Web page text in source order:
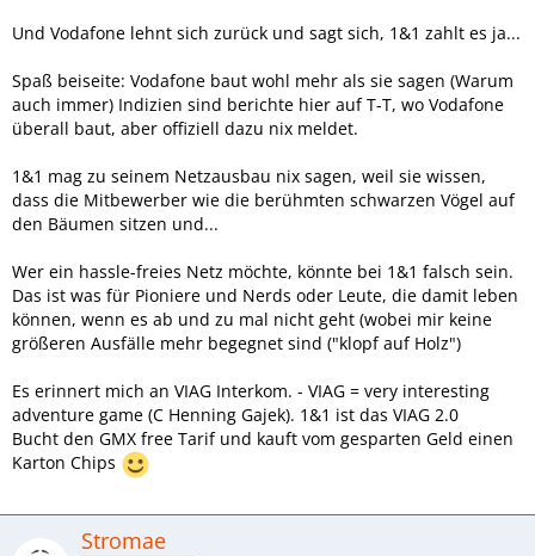
Und Vodafone lehnt sich zurück und sagt sich, 1&1 zahlt es ja...
Spaß beiseite: Vodafone baut wohl mehr als sie sagen (Warum
auch immer) Indizien sind berichte hier auf T-T, wo Vodafone
überall baut, aber offiziell dazu nix meldet.
1&1 mag zu seinem Netzausbau nix sagen, weil sie wissen,
dass die Mitbewerber wie die berühmten schwarzen Vögel auf
den Bäumen sitzen und...
Wer ein hassle-freies Netz möchte, könnte bei 1&1 falsch sein.
Das ist was für Pioniere und Nerds oder Leute, die damit leben
können, wenn es ab und zu mal nicht geht (wobei mir keine
größeren Ausfälle mehr begegnet sind ("klopf auf Holz")
Es erinnert mich an VIAG Interkom. - VIAG = very interesting
adventure game (C Henning Gajek). 1&1 ist das VIAG 2.0
Bucht den GMX free Tarif und kauft vom gesparten Geld einen
Karton Chips
Stromae